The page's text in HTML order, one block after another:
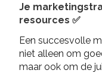
Je
resources ✅
Een succesvolle
niet alleen om
maar ook om de